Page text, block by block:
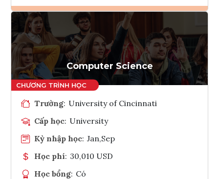
Ghi danh
Tham vấn Interlink
Computer Science
Trường: University of Cincinnati
Cấp học: University
Kỳ nhập học: Jan,Sep
Học phí: 30,010 USD
Học bổng: Có